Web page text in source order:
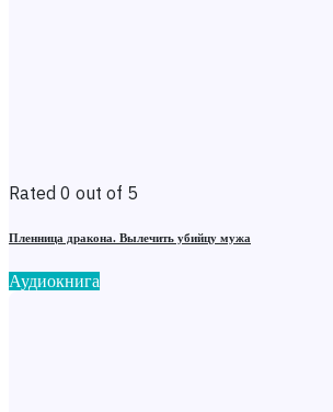
Rated 0 out of 5
Пленница дракона. Вылечить убийцу мужа
Аудиокнига